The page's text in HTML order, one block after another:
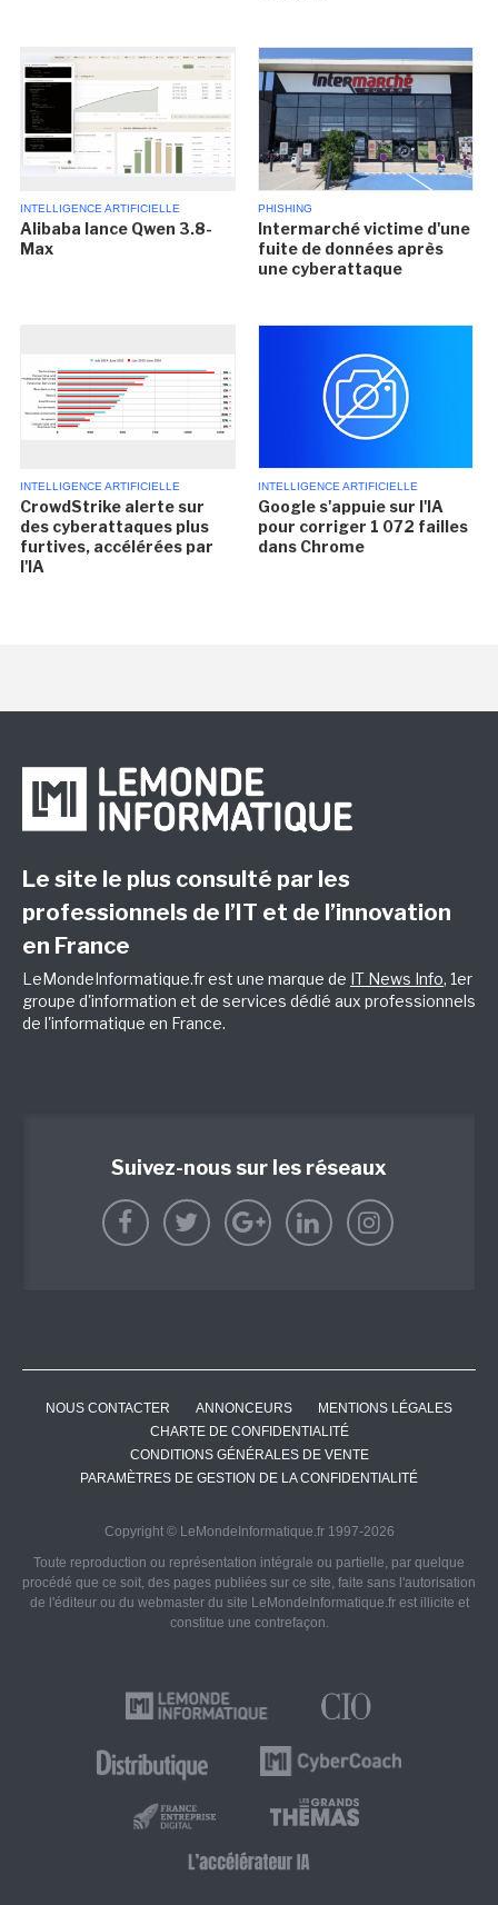
INTELLIGENCE ARTIFICIELLE
Alibaba lance Qwen 3.8-
Max
PHISHING
Intermarché victime d'une
fuite de données après
une cyberattaque
INTELLIGENCE ARTIFICIELLE
CrowdStrike alerte sur
des cyberattaques plus
furtives, accélérées par
l'IA
INTELLIGENCE ARTIFICIELLE
Google s'appuie sur l'IA
pour corriger 1 072 failles
dans Chrome
Le site le plus consulté par les
professionnels de l’IT et de l’innovation
en France
LeMondeInformatique.fr est une marque de IT News Info, 1er
groupe d'information et de services dédié aux professionnels
de l'informatique en France.
Suivez-nous sur les réseaux
NOUS CONTACTER ANNONCEURS
MENTIONS LÉGALES
CHARTE DE CONFIDENTIALITÉ
CONDITIONS GÉNÉRALES DE VENTE
PARAMÈTRES DE GESTION DE LA CONFIDENTIALITÉ
Copyright © LeMondeInformatique.fr 1997-2026
Toute reproduction ou représentation intégrale ou partielle, par quelque
procédé que ce soit, des pages publiées sur ce site, faite sans l'autorisation
de l'éditeur ou du webmaster du site LeMondeInformatique.fr est illicite et
constitue une contrefaçon.